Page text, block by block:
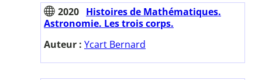
2020 Histoires de Mathématiques.
Astronomie. Les trois corps.
Auteur : Ycart Bernard